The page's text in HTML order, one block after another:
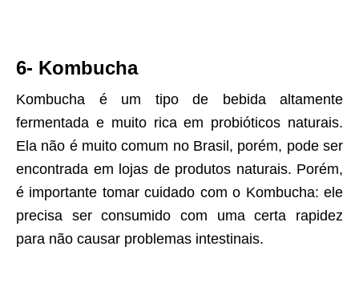
6- Kombucha
Kombucha é um tipo de bebida altamente
fermentada e muito rica em probióticos naturais.
Ela não é muito comum no Brasil, porém, pode ser
encontrada em lojas de produtos naturais. Porém,
é importante tomar cuidado com o Kombucha: ele
precisa ser consumido com uma certa rapidez
para não causar problemas intestinais.